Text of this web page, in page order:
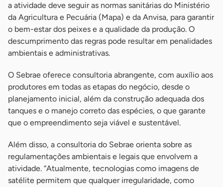
a atividade deve seguir as normas sanitárias do Ministério
da Agricultura e Pecuária (Mapa) e da Anvisa, para garantir
o bem-estar dos peixes e a qualidade da produção. O
descumprimento das regras pode resultar em penalidades
ambientais e administrativas.
O Sebrae oferece consultoria abrangente, com auxílio aos
produtores em todas as etapas do negócio, desde o
planejamento inicial, além da construção adequada dos
tanques e o manejo correto das espécies, o que garante
que o empreendimento seja viável e sustentável.
Além disso, a consultoria do Sebrae orienta sobre as
regulamentações ambientais e legais que envolvem a
atividade. “Atualmente, tecnologias como imagens de
satélite permitem que qualquer irregularidade, como